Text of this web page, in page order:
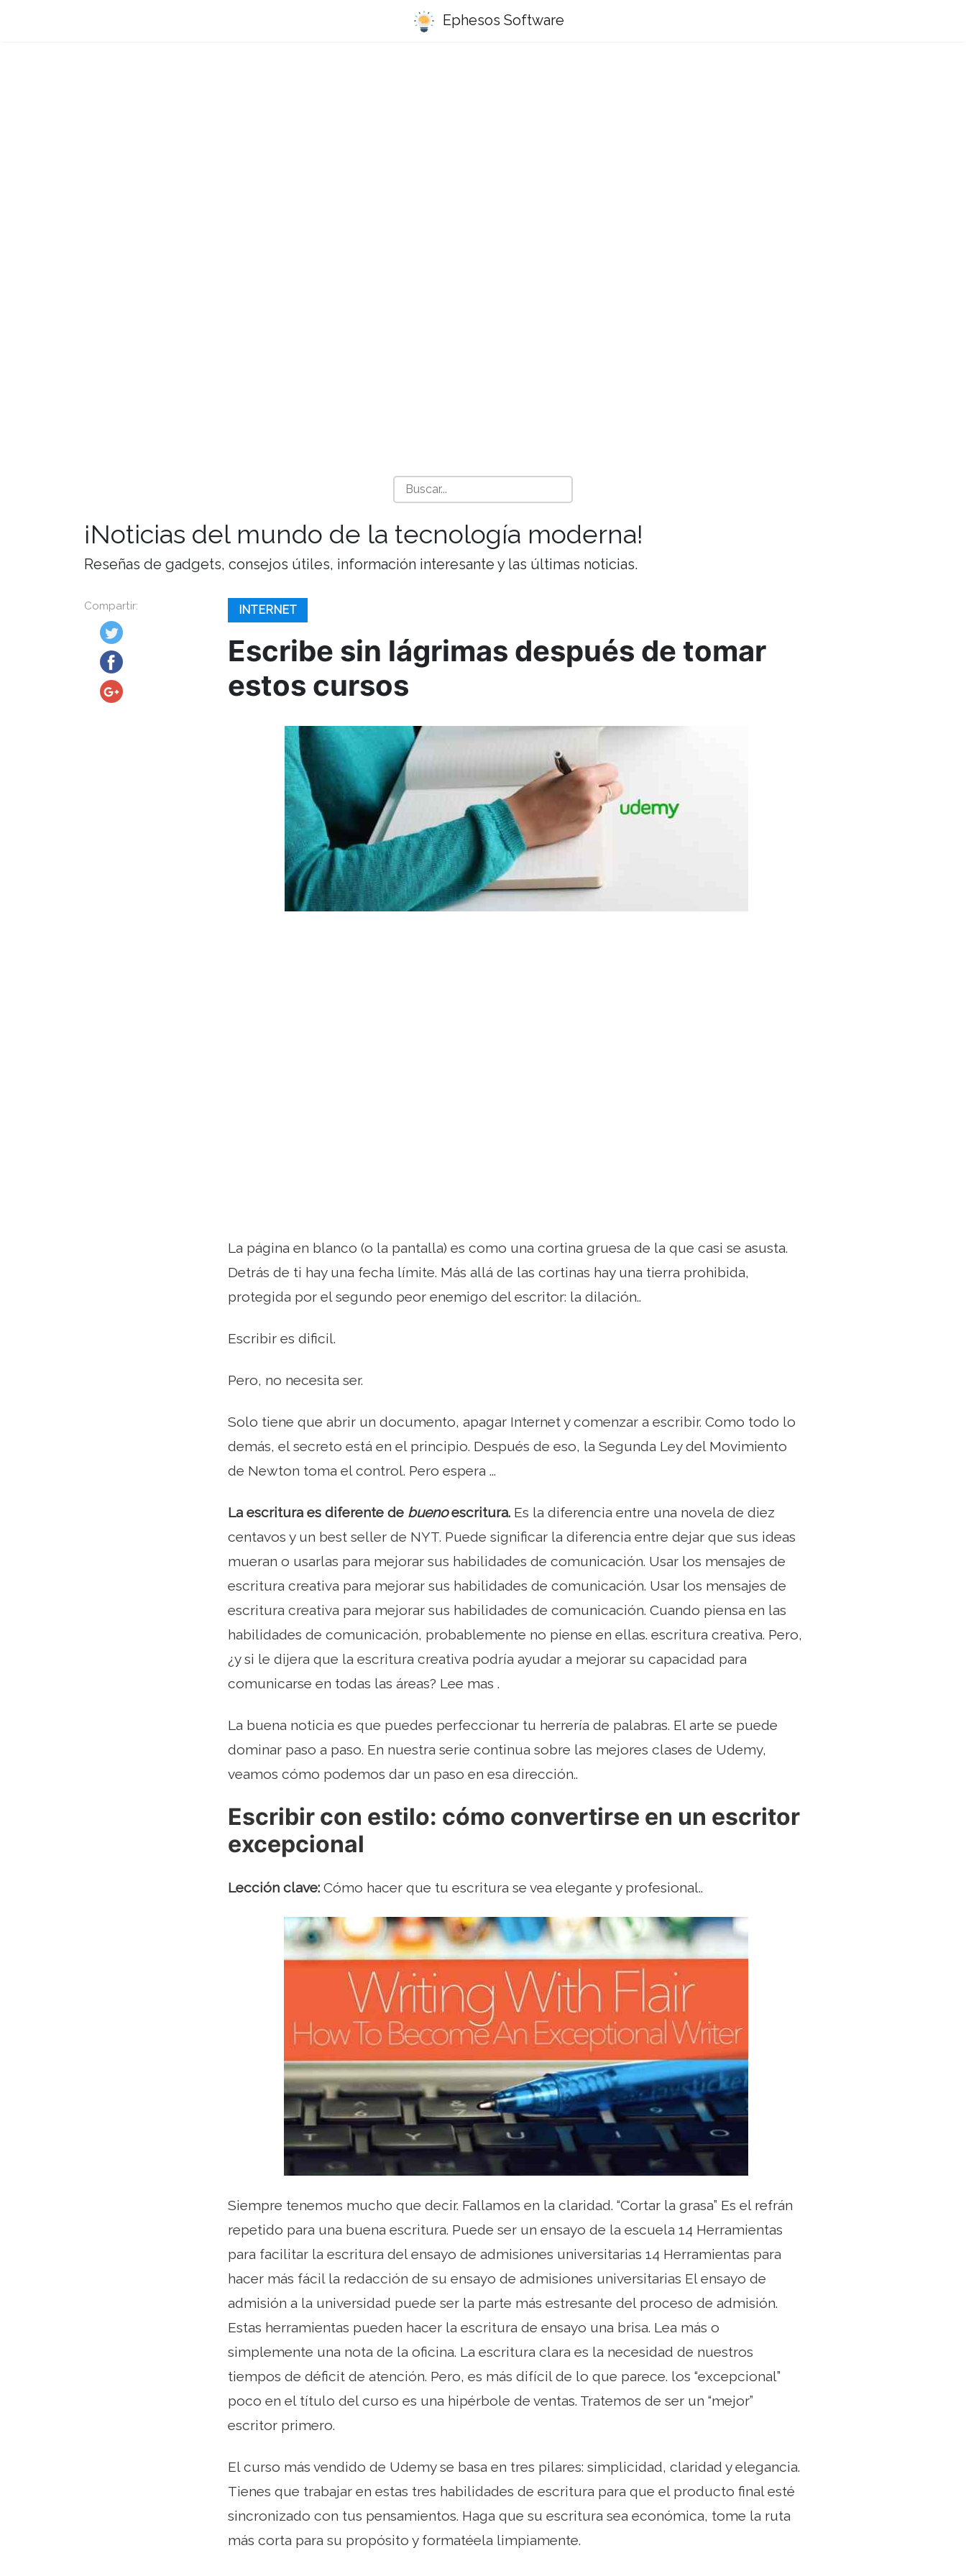
Ephesos Software
¡Noticias del mundo de la tecnología moderna!
Reseñas de gadgets, consejos útiles, información interesante y las últimas noticias.
Compartir: INTERNET
Escribe sin lágrimas después de tomar
estos cursos
La página en blanco (o la pantalla) es como una cortina gruesa de la que casi se asusta.
Detrás de ti hay una fecha límite. Más allá de las cortinas hay una tierra prohibida,
protegida por el segundo peor enemigo del escritor: la dilación..
Escribir es dificil.
Pero, no necesita ser.
Solo tiene que abrir un documento, apagar Internet y comenzar a escribir. Como todo lo
demás, el secreto está en el principio. Después de eso, la Segunda Ley del Movimiento
de Newton toma el control. Pero espera ...
La escritura es diferente de buenoescritura. Es la diferencia entre una novela de diez
centavos y un best seller de NYT. Puede significar la diferencia entre dejar que sus ideas
mueran o usarlas para mejorar sus habilidades de comunicación. Usar los mensajes de
escritura creativa para mejorar sus habilidades de comunicación. Usar los mensajes de
escritura creativa para mejorar sus habilidades de comunicación. Cuando piensa en las
habilidades de comunicación, probablemente no piense en ellas. escritura creativa. Pero,
¿y si le dijera que la escritura creativa podría ayudar a mejorar su capacidad para
comunicarse en todas las áreas? Lee mas .
La buena noticia es que puedes perfeccionar tu herrería de palabras. El arte se puede
dominar paso a paso. En nuestra serie continua sobre las mejores clases de Udemy,
veamos cómo podemos dar un paso en esa dirección..
Escribir con estilo: cómo convertirse en un escritor
excepcional
Lección clave: Cómo hacer que tu escritura se vea elegante y profesional..
Siempre tenemos mucho que decir. Fallamos en la claridad. “Cortar la grasa” Es el refrán
repetido para una buena escritura. Puede ser un ensayo de la escuela 14 Herramientas
para facilitar la escritura del ensayo de admisiones universitarias 14 Herramientas para
hacer más fácil la redacción de su ensayo de admisiones universitarias El ensayo de
admisión a la universidad puede ser la parte más estresante del proceso de admisión.
Estas herramientas pueden hacer la escritura de ensayo una brisa. Lea más o
simplemente una nota de la oficina. La escritura clara es la necesidad de nuestros
tiempos de déficit de atención. Pero, es más difícil de lo que parece. los “excepcional”
poco en el título del curso es una hipérbole de ventas. Tratemos de ser un “mejor”
escritor primero.
El curso más vendido de Udemy se basa en tres pilares: simplicidad, claridad y elegancia.
Tienes que trabajar en estas tres habilidades de escritura para que el producto final esté
sincronizado con tus pensamientos. Haga que su escritura sea económica, tome la ruta
más corta para su propósito y formatéela limpiamente.